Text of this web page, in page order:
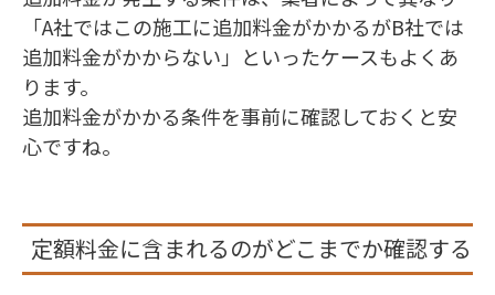
「A社ではこの施工に追加料金がかかるがB社では
追加料金がかからない」といったケースもよくあ
ります。
追加料金がかかる条件を事前に確認しておくと安
心ですね。
定額料金に含まれるのがどこまでか確認する